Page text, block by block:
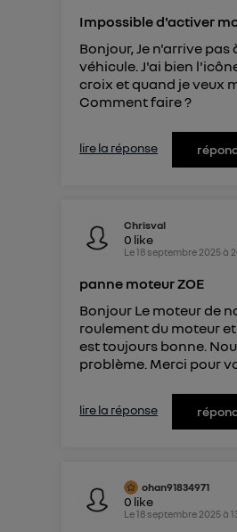
Impossible d'activer
Bonjour, Je n'arrive
véhicule. J'ai bien
croix et quand je veux
Comment faire ?
lire la réponse
Chrisval
0 like
Le18 septembre 2025à
panne moteur ZOE
Bonjour Le moteur de
roulement du moteur
est toujours bonne.
problème. Merci pour
lire la réponse
ohan91834971
0 like
Le18 septembre 2025à
Vous pouvez à tout